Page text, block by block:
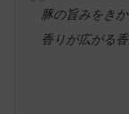
豚の旨みをき
香りが広がる香